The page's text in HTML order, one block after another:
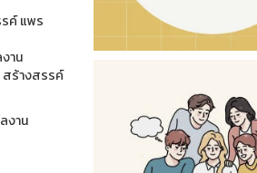
ค์ แพร
าน
ร้างสรรค์
งาน